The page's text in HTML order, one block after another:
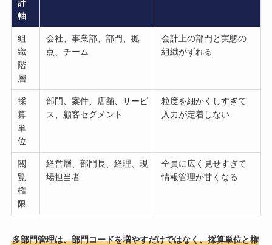
計
軸
組
織
階
層
会社、事業部、部門、拠
点、チーム
会計上の部門と実態の
組織がずれる
採
算
単
位
部門、案件、店舗、サービ
ス、顧客セグメント
粒度を細かくしすぎて
入力が定着しない
閲
覧
権
限
経営層、部門長、経理、現
場担当者
全員に広く見せすぎて
情報管理が甘くなる
多部門管理は、部門コードを増やすだけではなく、採算単位と権